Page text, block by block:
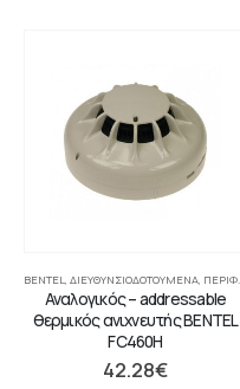
BENTEL, ΔΙΕΥΘΥΝΣΙΟΔΟΤΟΎΜΕΝΑ, ΠΕΡΙΦΕΡΙΑΚΉ ΣΥΣΚΕΥΉ
Αναλογικός – addressable
θερμικός ανιχνευτής BENTEL
FC460H
42.28€